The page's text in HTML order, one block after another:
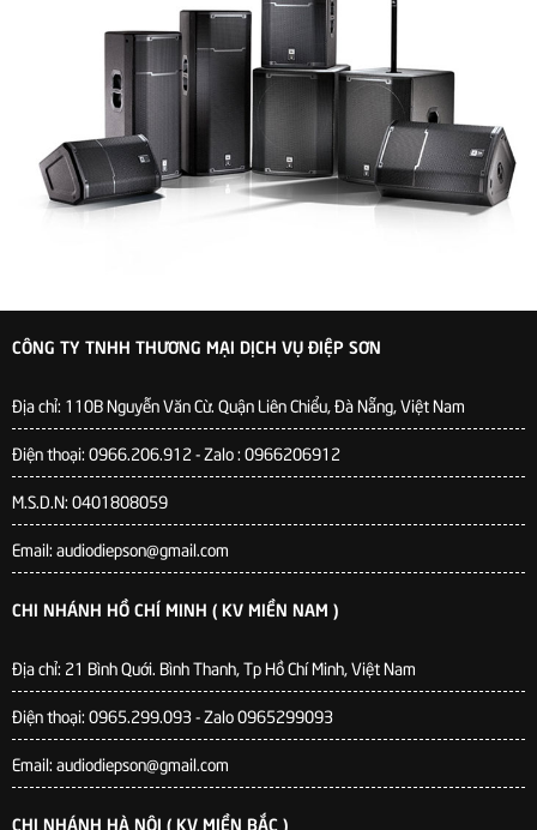
CÔNG TY TNHH THƯƠNG MẠI DỊCH VỤ ĐIỆP SƠN
Địa chỉ: 110B Nguyễn Văn Cừ. Quận Liên Chiểu, Đà Nẵng, Việt Nam
Điện thoại: 0966.206.912 - Zalo : 0966206912
M.S.D.N: 0401808059
Email: audiodiepson@gmail.com
CHI NHÁNH HỒ CHÍ MINH ( KV MIỀN NAM )
Địa chỉ: 21 Bình Quới. Bình Thanh, Tp Hồ Chí Minh, Việt Nam
Điện thoại: 0965.299.093 - Zalo 0965299093
Email: audiodiepson@gmail.com
CHI NHÁNH HÀ NỘI ( KV MIỀN BẮC )